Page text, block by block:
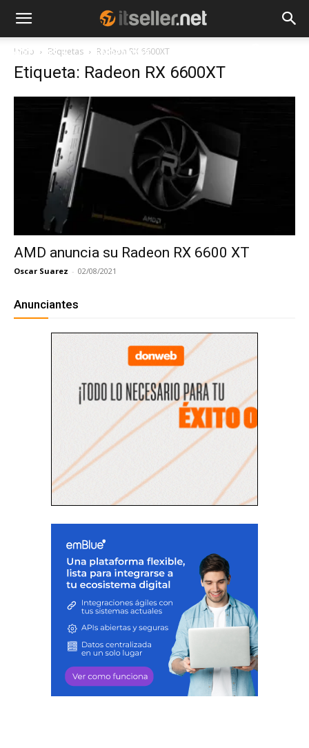
NOTICIAS TENDENCIAS EMPRESAS
Inicio Etiquetas Radeon RX 6600XT
Etiqueta: Radeon RX 6600XT
AMD anuncia su Radeon RX 6600 XT
Oscar Suarez - 02/08/2021
Anunciantes